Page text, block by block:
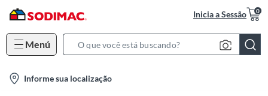
Inicia a Sessão 0
Menú
S
Informe sua localização